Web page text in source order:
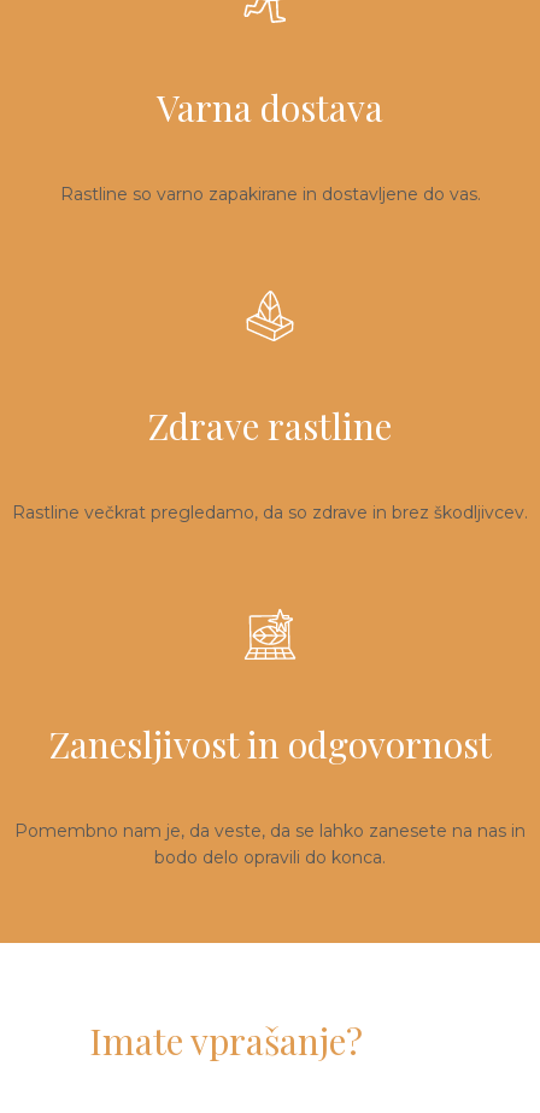
Varna dostava
Rastline so varno zapakirane in dostavljene do vas.
Zdrave rastline
Rastline večkrat pregledamo, da so zdrave in brez škodljivcev.
Zanesljivost in odgovornost
Pomembno nam je, da veste, da se lahko zanesete na nas in
bodo delo opravili do konca.
Imate vprašanje?